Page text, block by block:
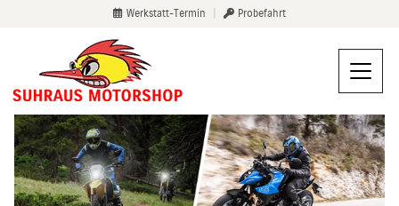
Werkstatt-Termin Probefahrt